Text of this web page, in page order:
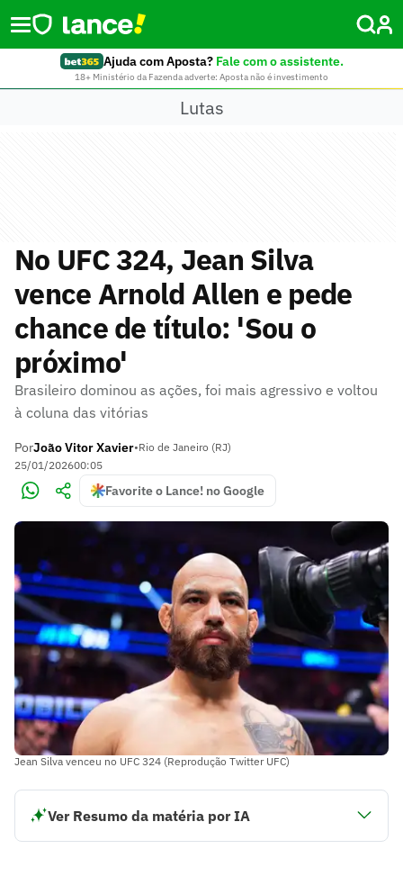
Ajuda com Aposta? Fale com o assistente.
18+ Ministério da Fazenda adverte: Aposta não é investimento
Lutas
No UFC 324, Jean Silva
vence Arnold Allen e pede
chance de título: 'Sou o
próximo'
Brasileiro dominou as ações, foi mais agressivo e voltou
à coluna das vitórias
PorJoão Vitor Xavier•Rio de Janeiro (RJ)
25/01/202600:05
Favorite o Lance! no Google
Jean Silva venceu no UFC 324 (Reprodução Twitter UFC)
Ver Resumo da matéria por IA